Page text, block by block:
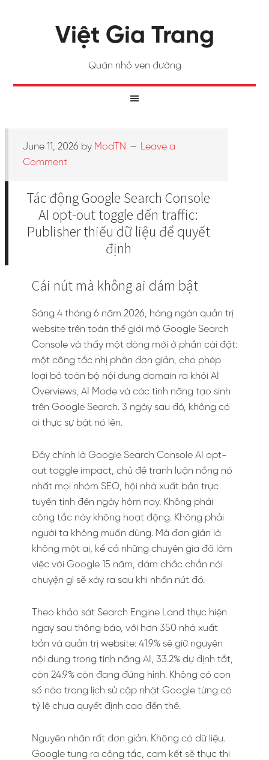
Việt Gia Trang
Quán nhỏ ven đường
June 11, 2026 by ModTN
Leave a
Comment
Tác động Google Search Console
AI opt-out toggle đến traffic:
Publisher thiếu dữ liệu để quyết
định
Cái nút mà không ai dám bật
Sáng 4 tháng 6 năm 2026, hàng ngàn quản trị
website trên toàn thế giới mở Google Search
Console và thấy một dòng mới ở phần cài đặt:
một công tắc nhị phân đơn giản, cho phép
loại bỏ toàn bộ nội dung domain ra khỏi AI
Overviews, AI Mode và các tính năng tạo sinh
trên Google Search. 3 ngày sau đó, không có
ai thực sự bật nó lên.
Đây chính là Google Search Console AI opt-
out toggle impact, chủ đề tranh luận nồng nó
nhất mọi nhóm SEO, hội nhà xuất bản trực
tuyến tính đến ngày hôm nay. Không phải
công tắc này không hoạt động. Không phải
người ta không muốn dùng. Mà đơn giản là
không một ai, kể cả những chuyên gia đã làm
việc với Google 15 năm, dám chắc chắn nói
chuyện gì sẽ xảy ra sau khi nhấn nút đó.
Theo khảo sát Search Engine Land thực hiện
ngay sau thông báo, với hơn 350 nhà xuất
bản và quản trị website: 41.9% sẽ giữ nguyên
nội dung trong tính năng AI, 33.2% dự định tắt,
còn 24.9% còn đang đứng hình. Không có con
số nào trong lịch sử cập nhật Google từng có
tỷ lệ chưa quyết định cao đến thế.
Nguyên nhân rất đơn giản. Không có dữ liệu.
Google tung ra công tắc, cam kết sẽ thực thi